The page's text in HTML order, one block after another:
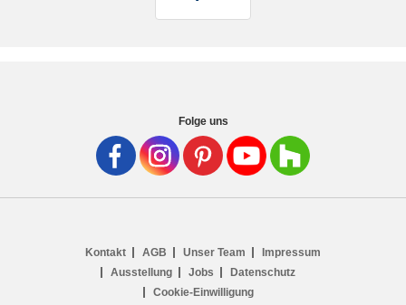
Folge uns
Kontakt AGB Unser Team
Impressum
Ausstellung
Jobs
Datenschutz
Cookie-Einwilligung